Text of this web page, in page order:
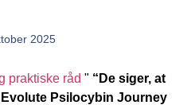
2025
praktiske råd " “De siger, at
Psilocybin Journey